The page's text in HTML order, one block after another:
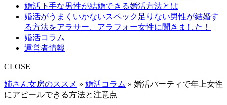
婚活下手な男性が結婚できる婚活方法とは
婚活がうまくいかないスペック足りない男性が結婚す
る方法をアラサー、アラフォー女性に聞きました！
婚活コラム
運営者情報
CLOSE
姉さん女房のススメ » 婚活コラム » 婚活パーティで年上女性
にアピールできる方法と注意点